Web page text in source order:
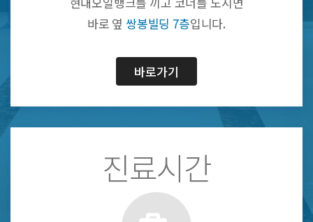
바로 옆 쌍봉빌딩 7층입니다.
바로가기
진료시간